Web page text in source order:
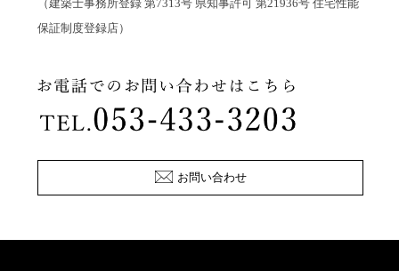
（建築士事務所登録 第7313号 県知事許可 第21936号 住宅性能
保証制度登録店）
お問い合わせ